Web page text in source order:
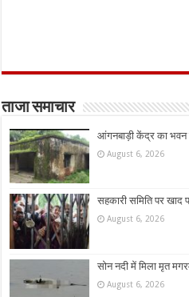
ताजा समाचार
आंगनबाड़ी केंद्र का
August 6, 2026
सहकारी समिति पर खाद
August 6, 2026
सोन नदी में मिला मृत
August 6, 2026